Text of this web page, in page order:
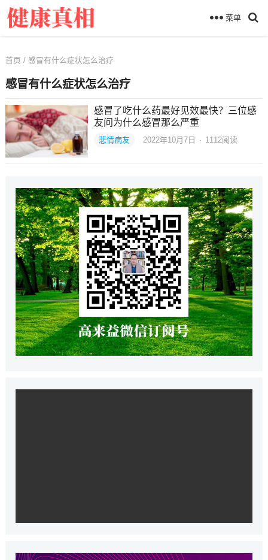
菜单
首页 / 感冒有什么症状怎么治疗
感冒有什么症状怎么治疗
感冒了吃什么药最好见效最快？三位感
友问为什么感冒那么严重
悲情病友 2022年10月7日 · 1112阅读